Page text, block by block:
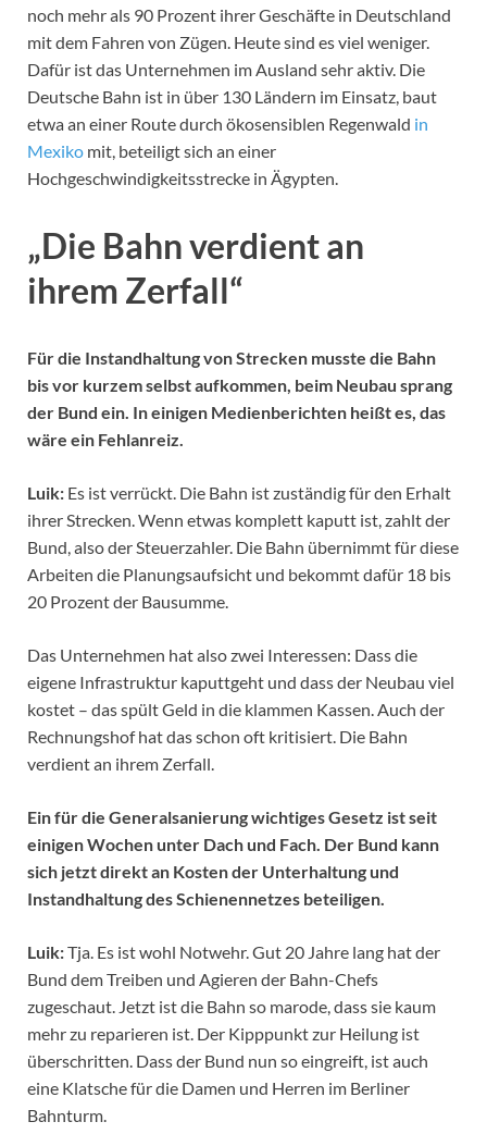
noch mehr als 90 Prozent ihrer Geschäfte in Deutschland
mit dem Fahren von Zügen. Heute sind es viel weniger.
Dafür ist das Unternehmen im Ausland sehr aktiv. Die
Deutsche Bahn ist in über 130 Ländern im Einsatz, baut
etwa an einer Route durch ökosensiblen Regenwald in
Mexiko mit, beteiligt sich an einer
Hochgeschwindigkeitsstrecke in Ägypten.
„Die Bahn verdient an
ihrem Zerfall“
Für die Instandhaltung von Strecken musste die Bahn
bis vor kurzem selbst aufkommen, beim Neubau sprang
der Bund ein. In einigen Medienberichten heißt es, das
wäre ein Fehlanreiz.
Luik: Es ist verrückt. Die Bahn ist zuständig für den Erhalt
ihrer Strecken. Wenn etwas komplett kaputt ist, zahlt der
Bund, also der Steuerzahler. Die Bahn übernimmt für diese
Arbeiten die Planungsaufsicht und bekommt dafür 18 bis
20 Prozent der Bausumme.
Das Unternehmen hat also zwei Interessen: Dass die
eigene Infrastruktur kaputtgeht und dass der Neubau viel
kostet – das spült Geld in die klammen Kassen. Auch der
Rechnungshof hat das schon oft kritisiert. Die Bahn
verdient an ihrem Zerfall.
Ein für die Generalsanierung wichtiges Gesetz ist seit
einigen Wochen unter Dach und Fach. Der Bund kann
sich jetzt direkt an Kosten der Unterhaltung und
Instandhaltung des Schienennetzes beteiligen.
Luik:Tja. Es ist wohl Notwehr. Gut 20 Jahre lang hat der
Bund dem Treiben und Agieren der Bahn-Chefs
zugeschaut. Jetzt ist die Bahn so marode, dass sie kaum
mehr zu reparieren ist. Der Kipppunkt zur Heilung ist
überschritten. Dass der Bund nun so eingreift, ist auch
eine Klatsche für die Damen und Herren im Berliner
Bahnturm.